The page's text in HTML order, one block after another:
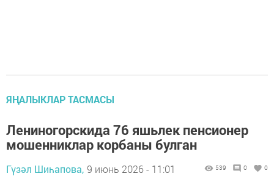
ЯҢАЛЫКЛАР ТАСМАСЫ
Лениногорскида 76 яшьлек пенсионер
мошенниклар корбаны булган
Гүзәл Шиһапова, 9 июнь 2026 - 11:01 539 0 0